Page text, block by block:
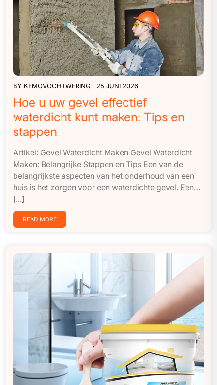
BY KEMOVOCHTWERING 25 JUNI 2026
Hoe u uw gevel effectief
waterdicht kunt maken: Tips en
stappen
Artikel: Gevel Waterdicht Maken Gevel Waterdicht
Maken: Belangrijke Stappen en Tips Een van de
belangrijkste aspecten van het onderhoud van een
huis is het zorgen voor een waterdichte gevel. Een…
[...]
READ MORE